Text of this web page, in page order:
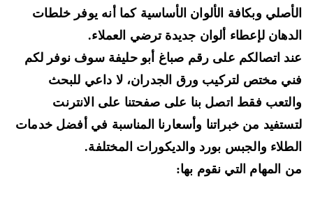
وبكافة الألوان الأساسية كما أنه يوفر خلطات
لإعطاء ألوان جديدة ترضي العملاء.
اتصالكم على رقم صباغ أبو حليفة سوف نوفر لكم
مختص لتركيب ورق الجدران، لا داعي للبحث
فقط اتصل بنا على صفحتنا على الانترنت
من خبراتنا وأسعارنا المناسبة في أفضل خدمات
والجبس بورد والديكورات المختلفة.
المهام التي نقوم بها: